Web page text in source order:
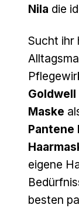
Nila die
Sucht ihr
Goldwell
Maske
Pantene
eigene
besten